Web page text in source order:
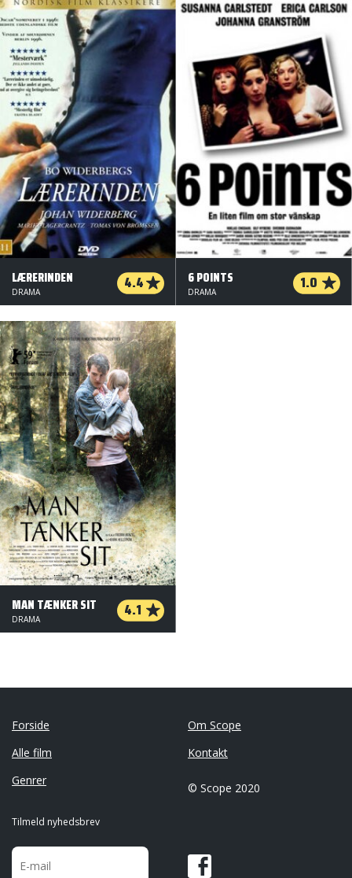
LÆRERINDEN 4.4
DRAMA
6 POINTS 1.0
DRAMA
MAN TÆNKER SIT 4.1
DRAMA
Forside
Alle film
Genrer
Om Scope
Kontakt
© Scope 2020
Tilmeld nyhedsbrev